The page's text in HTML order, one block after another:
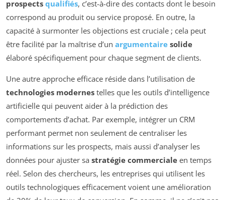
prospects qualifiés, c’est-à-dire des contacts dont le besoin
correspond au produit ou service proposé. En outre, la
capacité à surmonter les objections est cruciale ; cela peut
être facilité par la maîtrise d’un argumentaire solide
élaboré spécifiquement pour chaque segment de clients.
Une autre approche efficace réside dans l’utilisation de
technologies modernes telles que les outils d’intelligence
artificielle qui peuvent aider à la prédiction des
comportements d’achat. Par exemple, intégrer un CRM
performant permet non seulement de centraliser les
informations sur les prospects, mais aussi d’analyser les
données pour ajuster sa stratégie commerciale en temps
réel. Selon des chercheurs, les entreprises qui utilisent les
outils technologiques efficacement voient une amélioration